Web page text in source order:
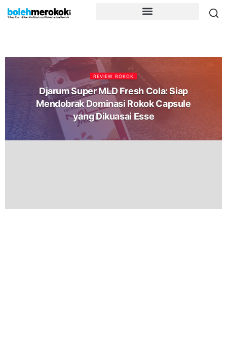
REVIEW ROKOK
Djarum Super MLD Fresh Cola: Siap
Mendobrak Dominasi Rokok Capsule
yang Dikuasai Esse